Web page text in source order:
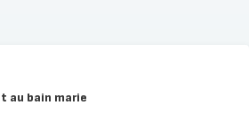
au bain marie